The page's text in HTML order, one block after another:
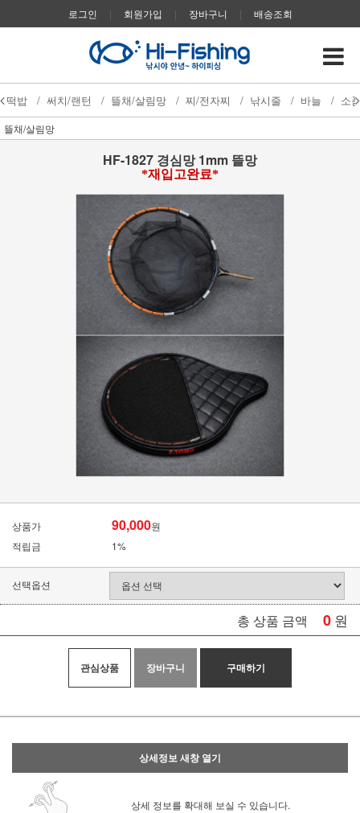
로그인 | 회원가입 | 장바구니 | 배송조회
떡밥 / 써치/랜턴 / 뜰채/살림망 / 찌/전자찌 / 낚시줄 / 바늘 / 소
뜰채/살림망
HF-1827 경심망 1mm 뜰망
*재입고완료*
상품가 90,000원
적립금
1%
선택옵션
총 상품 금액 0 원
관심상품 장바구니 구매하기
상세정보 새창 열기
상세 정보를 확대해 보실 수 있습니다.